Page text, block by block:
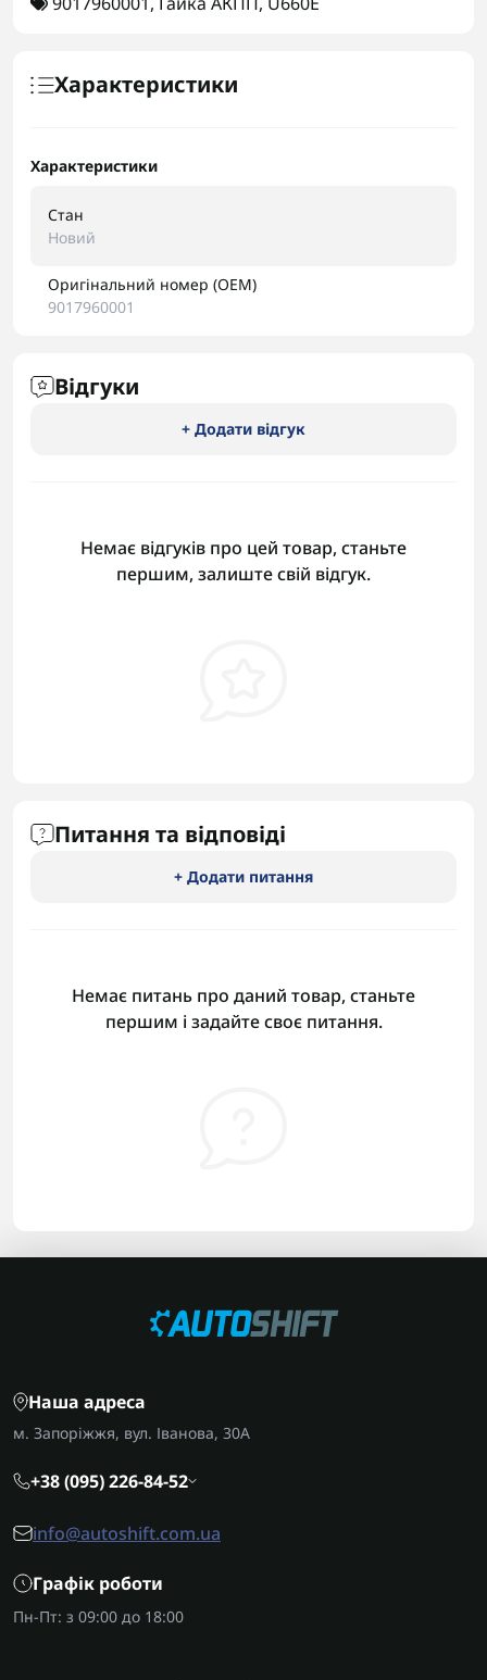
Характеристики
Характеристики
Стан
Новий
Оригінальний номер (OEM)
9017960001
Відгуки
+ Додати відгук
Немає відгуків про цей товар, станьте
першим, залиште свій відгук.
Питання та відповіді
+ Додати питання
Немає питань про даний товар, станьте
першим і задайте своє питання.
Наша адреса
м. Запоріжжя, вул. Іванова, 30А
+38 (095) 226-84-52
info@autoshift.com.ua
Графік роботи
Пн-Пт: з 09:00 до 18:00